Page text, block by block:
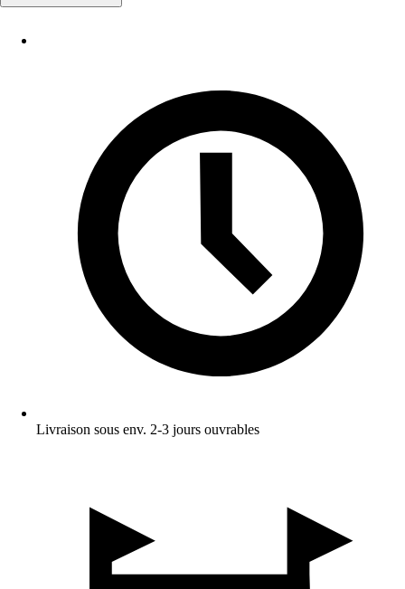
Livraison sous env. 2-3 jours ouvrables